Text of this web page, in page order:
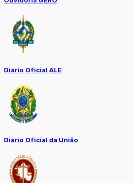
Diário Oficial ALE
Diário Oficial da União